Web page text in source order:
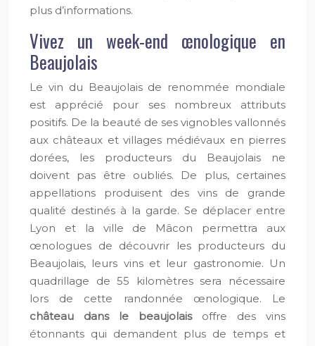
plus d’informations.
Vivez un week-end œnologique en
Beaujolais
Le vin du Beaujolais de renommée mondiale
est apprécié pour ses nombreux attributs
positifs. De la beauté de ses vignobles vallonnés
aux châteaux et villages médiévaux en pierres
dorées, les producteurs du Beaujolais ne
doivent pas être oubliés. De plus, certaines
appellations produisent des vins de grande
qualité destinés à la garde. Se déplacer entre
Lyon et la ville de Mâcon permettra aux
œnologues de découvrir les producteurs du
Beaujolais, leurs vins et leur gastronomie. Un
quadrillage de 55 kilomètres sera nécessaire
lors de cette randonnée œnologique. Le
château dans le beaujolaisoffre des vins
étonnants qui demandent plus de temps et